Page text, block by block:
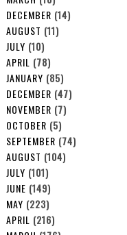
DECEMBER (14)
AUGUST (11)
JULY (10)
APRIL (78)
JANUARY (85)
DECEMBER (47)
NOVEMBER (7)
OCTOBER (5)
SEPTEMBER (74)
AUGUST (104)
JULY (101)
JUNE (149)
MAY (223)
APRIL (216)